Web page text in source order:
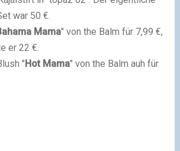
war 50 €.
Mama" von the Balm für 7,99 €,
er 22 €.
"Hot Mama" von the Balm auh für